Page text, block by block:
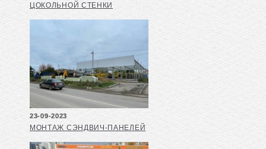
ЦОКОЛЬНОЙ СТЕНКИ
23-09-2023
МОНТАЖ СЭНДВИЧ-ПАНЕЛЕЙ